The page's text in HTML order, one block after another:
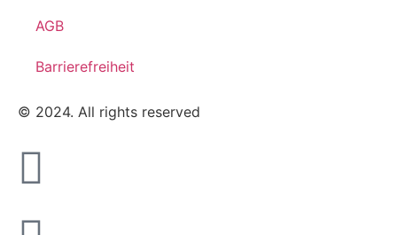
AGB
Barrierefreiheit
© 2024. All rights reserved